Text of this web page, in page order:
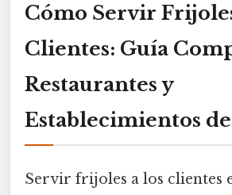
Cómo Servir
Clientes: Guía
Restaurantes y
Establecimientos
Servir frijoles a los clientes